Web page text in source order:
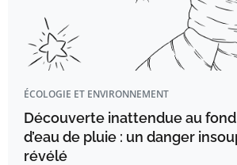
ÉCOLOGIE ET ENVIRONNEMENT
Découverte inattendue au
d’eau de pluie : un danger
révélé